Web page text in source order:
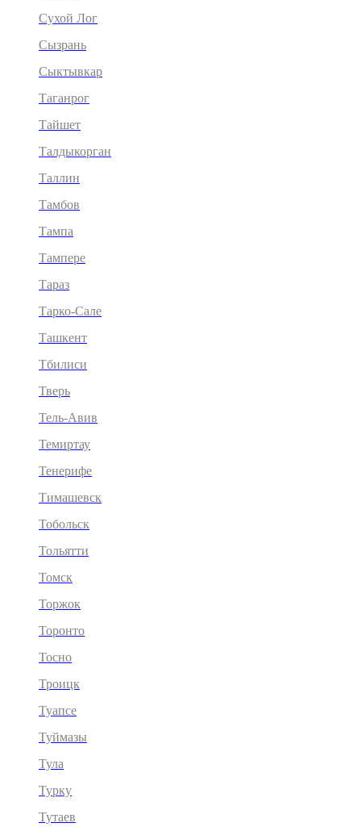
Сухой Лог
Сызрань
Сыктывкар
Таганрог
Тайшет
Талдыкорган
Таллин
Тамбов
Тампа
Тампере
Тараз
Тарко-Сале
Ташкент
Тбилиси
Тверь
Тель-Авив
Темиртау
Тенерифе
Тимашевск
Тобольск
Тольятти
Томск
Торжок
Торонто
Тосно
Троицк
Туапсе
Туймазы
Тула
Турку
Тутаев